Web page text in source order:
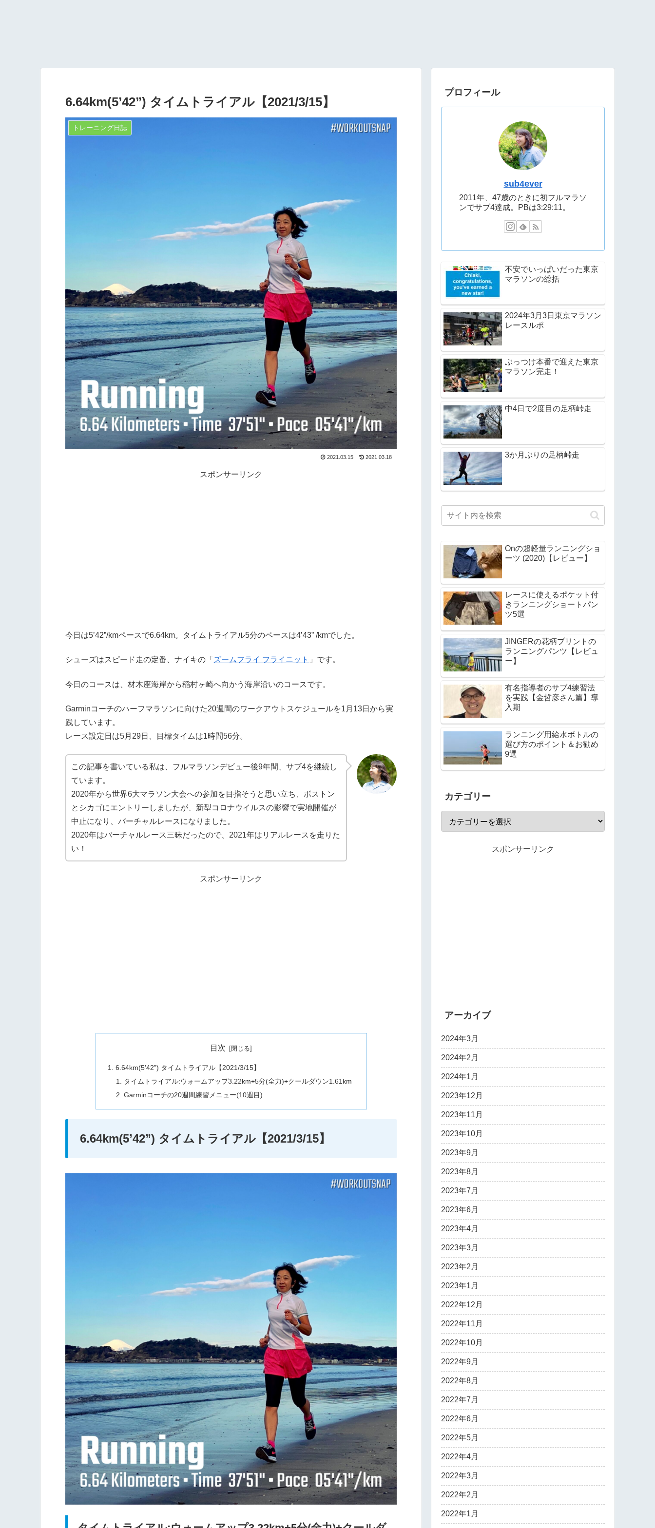
6.64km(5’42”) タイムトライアル【2021/3/15】
トレーニング日誌
2021.03.15 2021.03.18
スポンサーリンク
今日は5’42”/kmペースで6.64km。タイムトライアル5分のペースは4’43” /kmでした。
シューズはスピード走の定番、ナイキの「 ズームフライ フライニット 」です。
今日のコースは、材木座海岸から稲村ヶ崎へ向かう海岸沿いのコースです。
Garminコーチのハーフマラソンに向けた20週間のワークアウトスケジュールを1月13日から実
践しています。
レース設定日は5月29日、目標タイムは1時間56分。
この記事を書いている私は、フルマラソンデビュー後9年間、サブ4を継続し
ています。
2020年から世界6大マラソン大会への参加を目指そうと思い立ち、ボストン
とシカゴにエントリーしましたが、新型コロナウイルスの影響で実地開催が
中止になり、バーチャルレースになりました。
2020年はバーチャルレース三昧だったので、2021年はリアルレースを走りた
い！
スポンサーリンク
目次
6.64km(5’42”) タイムトライアル【2021/3/15】
タイムトライアル:ウォームアップ3.22km+5分(全力)+クールダウン1.61km
Garminコーチの20週間練習メニュー(10週目)
6.64km(5’42”) タイムトライアル【2021/3/15】
プロフィール
sub4ever
2011年、47歳のときに初フルマラソ
ンでサブ4達成。PBは3:29:11。
不安でいっぱいだった東京
マラソンの総括
2024年3月3日東京マラソン
レースルポ
ぶっつけ本番で迎えた東京
マラソン完走！
中4日で2度目の足柄峠走
3か月ぶりの足柄峠走
Onの超軽量ランニングショ
ーツ (2020)【レビュー】
レースに使えるポケット付
きランニングショートパン
ツ5選
JINGERの花柄プリントの
ランニングパンツ【レビュ
ー】
有名指導者のサブ4練習法
を実践【金哲彦さん篇】導
入期
ランニング用給水ボトルの
選び方のポイント＆お勧め
9選
カテゴリー
スポンサーリンク
アーカイブ
2024年3月
2024年2月
2024年1月
2023年12月
2023年11月
2023年10月
2023年9月
2023年8月
2023年7月
2023年6月
2023年4月
2023年3月
2023年2月
2023年1月
2022年12月
2022年11月
2022年10月
2022年9月
2022年8月
2022年7月
2022年6月
2022年5月
2022年4月
2022年3月
2022年2月
2022年1月